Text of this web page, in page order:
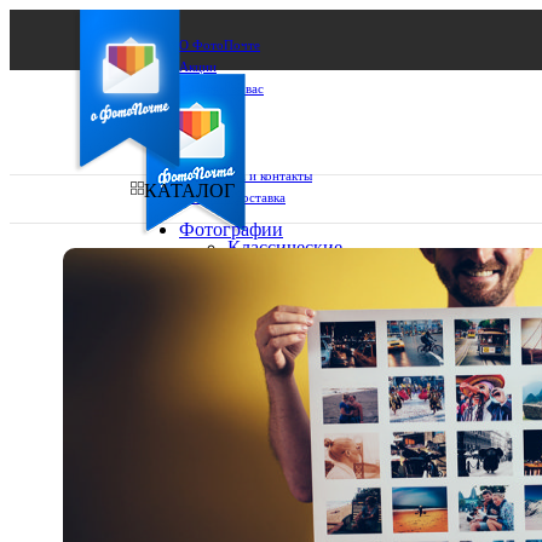
О ФотоПочте
Акции
Сделаем за вас
Бизнесу
FAQ
Франшиза
Поддержка и контакты
Оплата и доставка
Ваш регион доставки
Выберите из списка:
КАТАЛОГ
Фотографии
Классические
10х15
13х18
15х15
15х20
20х20
20х30
30х30
30х40
А4